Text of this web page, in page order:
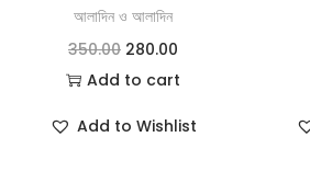
আলাদিন ও আলাদিন
350.00 280.00
Add to cart
Add to Wishlist